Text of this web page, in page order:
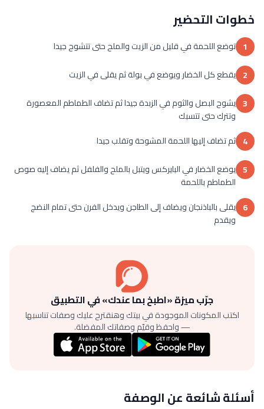
خطوات التحضير
1 توضع اللحمة في قليل من الزيت والملح حتى تتشوح جيدا
2 يقطع كل الخضار ويوضع في بولة ثم يقلى في الزيت
3 يشوح البصل والثوم في الزبدة جيدا ثم تضاف الطماطم المعصورة
وتترك حتى تتسبك
4 ثم تضاف إليها اللحمة المشوحة وتقلب جيدا
5 يوضع الخضار في البايركس ويتبل بالملح والفلفل ثم يضاف إليه صوص
الطماطم باللحمة
6 يقلى بالباذنجان ويضاف إلى الطاجن ويدخل الفرن حتى تمام النضج
ويقدم
جرّب ميزة «اطبخ بما عندك» في التطبيق
اكتب المكونات الموجودة في بيتك وهنقترح عليك وصفات تناسبها
— واحفظ وقيّم وصفاتك المفضلة.
أسئلة شائعة عن الوصفة